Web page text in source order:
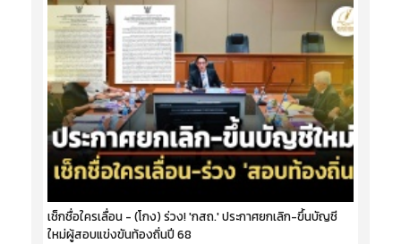
เช็กชื่อใครเลื่อน - (โกง) ร่วง! 'กสถ.' ประกาศยกเลิก-ขึ้นบัญชี
ใหม่ผู้สอบแข่งขันท้องถิ่นปี 68